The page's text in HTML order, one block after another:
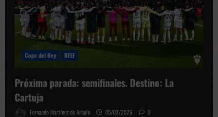
mercado
en
España
Copa del Rey RFEF
Próxima parada: semifinales. Destino: La
Cartuja
Fernando Martínez de Arbulo 05/02/2026 0